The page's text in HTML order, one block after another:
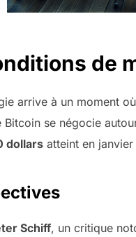
de
arrive à un moment
se négocie
dollars atteint en janvier
Schiff, un critique